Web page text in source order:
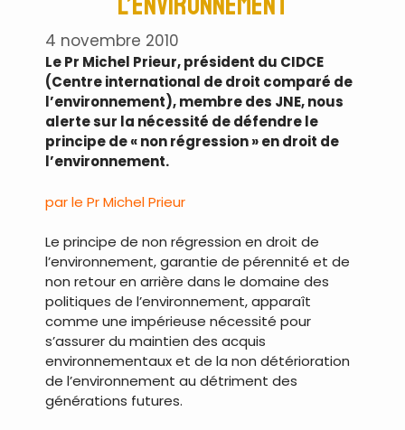
4 novembre 2010
Le Pr Michel Prieur, président du CIDCE
(Centre international de droit comparé de
l’environnement), membre des JNE, nous
alerte sur la nécessité de défendre le
principe de « non régression » en droit de
l’environnement.
par le Pr Michel Prieur
Le principe de non régression en droit de
l’environnement, garantie de pérennité et de
non retour en arrière dans le domaine des
politiques de l’environnement, apparaît
comme une impérieuse nécessité pour
s’assurer du maintien des acquis
environnementaux et de la non détérioration
de l’environnement au détriment des
générations futures.